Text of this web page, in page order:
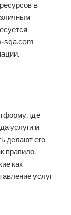
в
sqa.com
где
услуги и
делают его
правило,
как
услуг